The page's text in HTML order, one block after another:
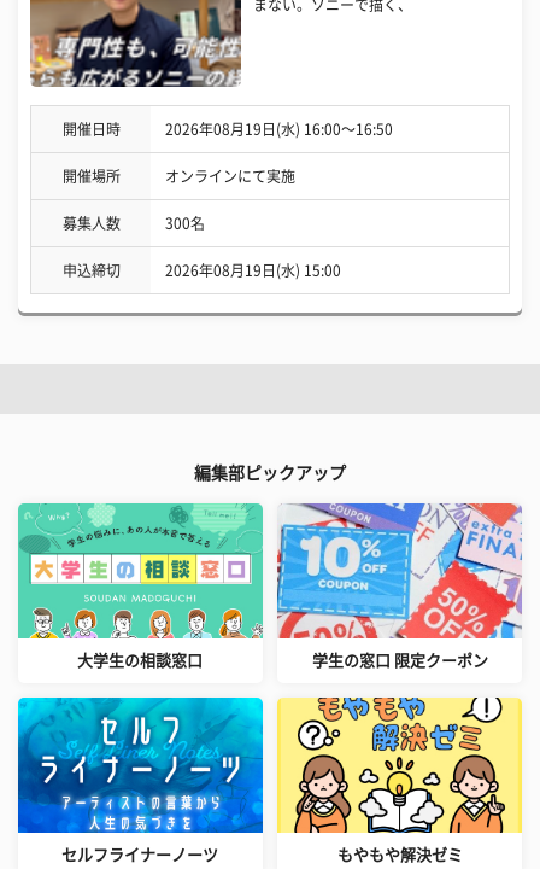
まない。ソニーで描く、
開催日時 2026年08月19日(水) 16:00〜16:50
開催場所 オンラインにて実施
募集人数 300名
申込締切 2026年08月19日(水) 15:00
編集部ピックアップ
大学生の相談窓口 学生の窓口 限定クーポン
セルフライナーノーツ もやもや解決ゼミ